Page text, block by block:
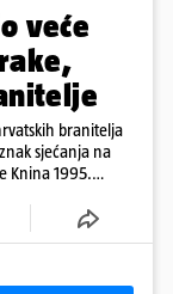
veće
branitelja
sjećanja na
Knina 1995.